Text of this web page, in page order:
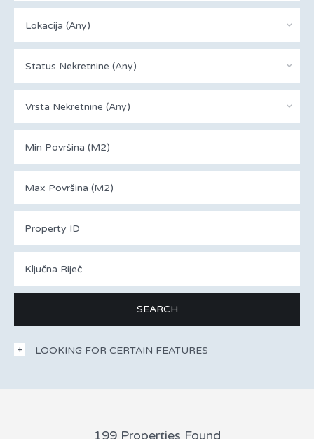
Lokacija (Any)
Status Nekretnine (Any)
Vrsta Nekretnine (Any)
LOOKING FOR CERTAIN FEATURES
199 Properties Found